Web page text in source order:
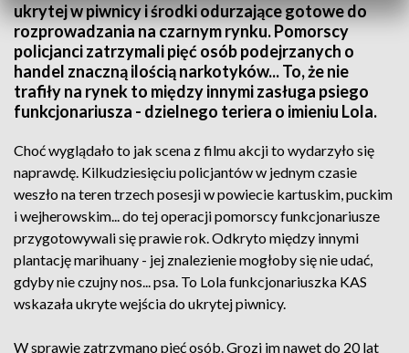
ukrytej w piwnicy i środki odurzające gotowe do
rozprowadzania na czarnym rynku. Pomorscy
policjanci zatrzymali pięć osób podejrzanych o
handel znaczną ilością narkotyków... To, że nie
trafiły na rynek to między innymi zasługa psiego
funkcjonariusza - dzielnego teriera o imieniu Lola.
Choć wyglądało to jak scena z filmu akcji to wydarzyło się
naprawdę. Kilkudziesięciu policjantów w jednym czasie
weszło na teren trzech posesji w powiecie kartuskim, puckim
i wejherowskim... do tej operacji pomorscy funkcjonariusze
przygotowywali się prawie rok. Odkryto między innymi
plantację marihuany - jej znalezienie mogłoby się nie udać,
gdyby nie czujny nos... psa. To Lola funkcjonariuszka KAS
wskazała ukryte wejścia do ukrytej piwnicy.
W sprawie zatrzymano pięć osób. Grozi im nawet do 20 lat